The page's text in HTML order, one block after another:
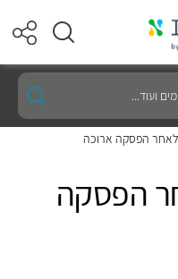
הפסקה ארוכה
הפסקה